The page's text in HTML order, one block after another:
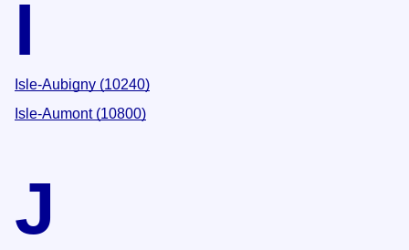
I
Isle-Aubigny (10240)
Isle-Aumont (10800)
J